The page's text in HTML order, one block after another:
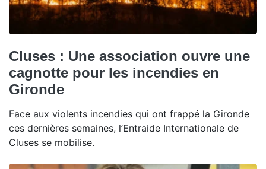
Cluses : Une association ouvre une
cagnotte pour les incendies en
Gironde
Face aux violents incendies qui ont frappé la Gironde
ces dernières semaines, l’Entraide Internationale de
Cluses se mobilise.